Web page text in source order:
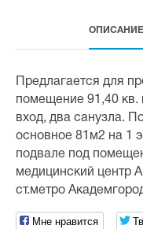
ОПИСАНИЕ
Предлагается для
помещение 91,40 кв.
вход, два санузла.
основное 81м2 на 1
подвале под
медицинский
ст.метро
Мне нравится